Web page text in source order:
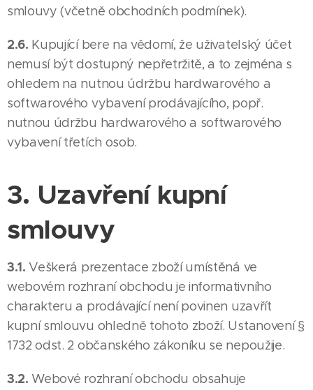
smlouvy (včetně obchodních podmínek).
2.6. Kupující bere na vědomí, že uživatelský účet
nemusí být dostupný nepřetržitě, a to zejména s
ohledem na nutnou údržbu hardwarového a
softwarového vybavení prodávajícího, popř.
nutnou údržbu hardwarového a softwarového
vybavení třetích osob.
3. Uzavření kupní
smlouvy
3.1.Veškerá prezentace zboží umístěná ve
webovém rozhraní obchodu je informativního
charakteru a prodávající není povinen uzavřít
kupní smlouvu ohledně tohoto zboží. Ustanovení §
1732 odst. 2 občanského zákoníku se nepoužije.
3.2.Webové rozhraní obchodu obsahuje